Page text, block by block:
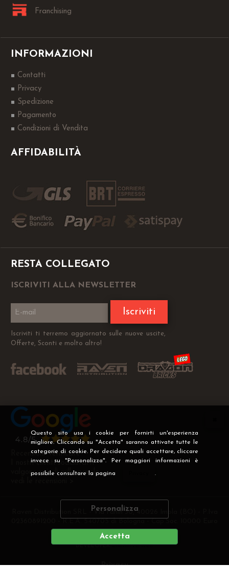
Questo sito usa i cookie per fornirti un'esperienza
migliore. Cliccando su "Accetta" saranno attivate tutte le
categorie di cookie. Per decidere quali accettare, cliccare
invece su "Personalizza". Per maggiori informazioni è
possibile consultare la pagina .
Personalizza
Accetta
Franchising
INFORMAZIONI
Contatti
Privacy
Spedizione
Pagamento
Condizioni di Vendita
AFFIDABILITÀ
RESTA COLLEGATO
ISCRIVITI ALLA NEWSLETTER
Iscriviti
Iscriviti ti terremo aggiornato sulle nuove uscite,
Offerte, Sconti e molto altro!
Recensioni Verificate
I nostri clienti soddisfatti
valgono più di mille parole
Raven Distribution SRL - Via Fanin 30, 40026 Imola (BO) - P.Iva
i.v
DEVELOPERCREATIVE WEB
Privacy